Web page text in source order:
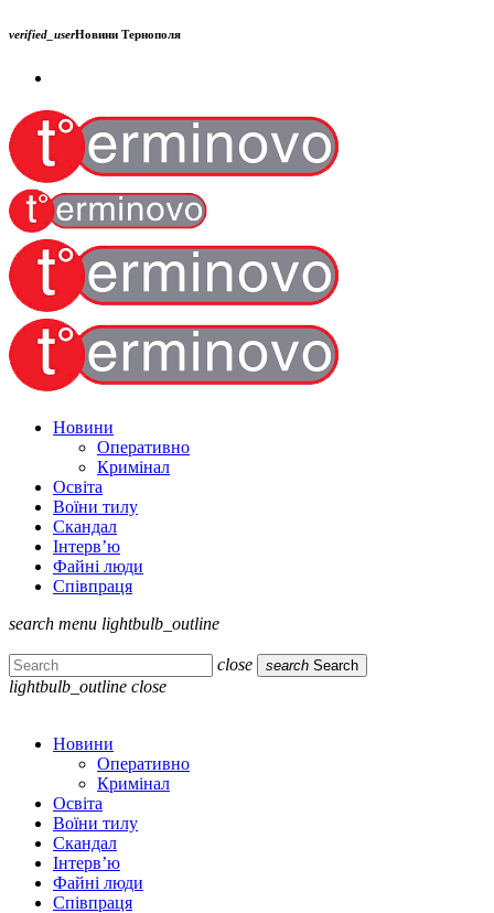
verified_userНовини Тернополя
Новини
Оперативно
Кримінал
Освіта
Воїни тилу
Скандал
Інтерв’ю
Файні люди
Співпраця
search menu lightbulb_outline
close search Search
lightbulb_outline close
Новини
Оперативно
Кримінал
Освіта
Воїни тилу
Скандал
Інтерв’ю
Файні люди
Співпраця